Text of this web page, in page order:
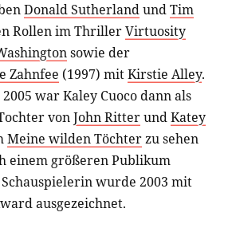
Donald SutherlandundTim
Rollen im ThrillerVirtuosity
sowie der
Zahnfee (1997) mitKirstie Alley.
war Kaley Cuoco dann als
vonJohn RitterundKatey
Meine wilden Töchterzu sehen
einem größeren Publikum
wurde 2003 mit
ausgezeichnet.